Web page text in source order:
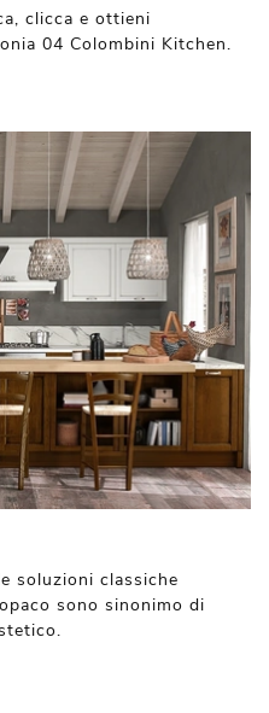
clicca e ottieni
04 Colombini Kitchen.
soluzioni classiche
sono sinonimo di